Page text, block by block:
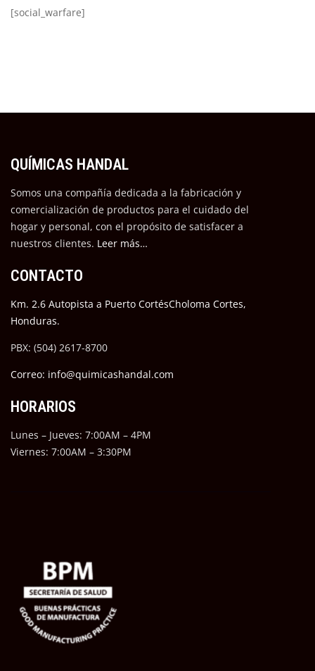
[social_warfare]
QUÍMICAS HANDAL
Somos una compañía dedicada a la fabricación y
comercialización de productos para el cuidado del
hogar y personal, con el propósito de satisfacer a
nuestros clientes. Leer más…
CONTACTO
Km. 2.6 Autopista a Puerto CortésCholoma Cortes,
Honduras.
PBX: (504) 2617-8700
Correo: info@quimicashandal.com
HORARIOS
Lunes – Jueves: 7:00AM – 4PM
Viernes: 7:00AM – 3:30PM